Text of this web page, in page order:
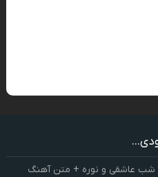
شب عاشقی و نوره + متن آهنگ